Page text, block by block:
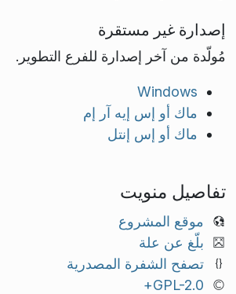
إصدارة غير مستقرة
مُولّدة من آخر إصدارة للفرع التطوير.
Windows
ماك أو إس إيه آر إم
ماك أو إس إنتل
تفاصيل منويت
موقع المشروع
بلّغ عن علة
تصفح الشفرة المصدرية
GPL-2.0+